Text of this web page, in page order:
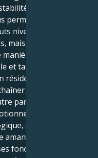
et de désir de
permet non
niveaux
mais aussi de
qui est
et tangible.
dans le fait que
d'une part et
part. Votre cœur de
de votre
ce qui signifie
non pas
fonctionnent. Vous